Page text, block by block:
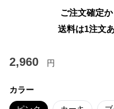
ご注文確定
送料は1注文
2,960 円
カラー